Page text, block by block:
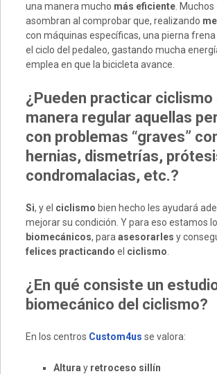
una manera mucho más eficiente. Muchos
asombran al comprobar que, realizando
con máquinas específicas, una pierna frena
el ciclo del pedaleo, gastando mucha
emplea en que la bicicleta avance.
¿Pueden practicar ciclismo
manera regular aquellas
con problemas “graves”
hernias, dismetrías,
condromalacias, etc.?
Si, y el ciclismo bien hecho les ayudará
mejorar su condición. Y para eso estamos
biomecánicos, para asesorarles y
felices practicando el ciclismo
¿En qué consiste un
biomecánico del ciclismo?
En los centros Custom4us se valora:
Altura y retroceso sillín